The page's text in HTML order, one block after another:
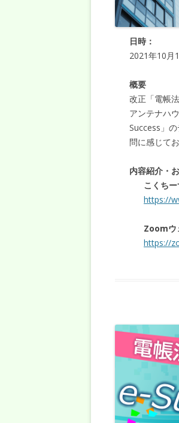
日時：
2021年10月
概要
改正「電帳
アンテナハ
Success」
問に感じて
内容紹介・
こくち
https://
Zoomウ
https://